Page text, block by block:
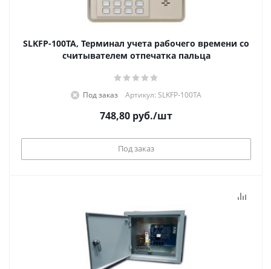
SLKFP-100TA, Терминал учета рабочего времени со
считывателем отпечатка пальца
Под заказ Артикул: SLKFP-100TA
748,80 руб./шт
Под заказ